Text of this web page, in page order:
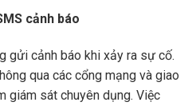
cảnh báo
gửi cảnh báo khi xảy ra sự cố.
qua các cổng mạng và giao
giám sát chuyên dụng. Việc